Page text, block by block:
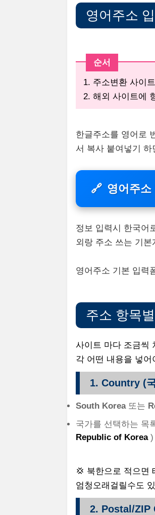
영어주소
순서
1. 주소변환 사이
2. 해외 사이트에
한글주소를 영어로
서 복사 붙여넣기 하
🔗 영어주소
정보 입력시 한국어
외랑 주소 쓰는 기
영어주소 기본 입력
주소 항목
사이트 마다 조금씩
각 어떤 내용을 넣
1. Country (
South Korea또는
국가를 선택하는 목
Republic of Korea )
💢 북한으로 적으면
엄청오래걸릴수도
2. Postal/ZIP